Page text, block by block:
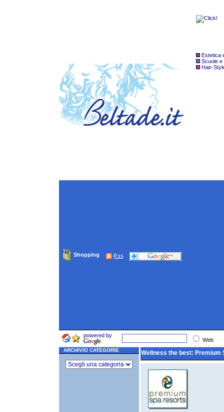
Estetica
Scuole e
Hair-
Shopping
powered by
Web
ARCHIVIO CATEGORIE Wellness the best: Premium